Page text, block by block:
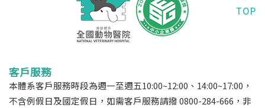
客戶服務
本體系客戶服務時段為週一至週五10:00~12:00、14:00~17:00，
不含例假日及國定假日，如需客戶服務請撥 0800-284-666，非